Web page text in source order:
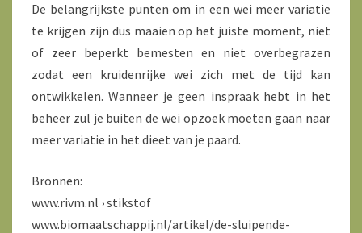
De belangrijkste punten om in een wei meer variatie
te krijgen zijn dus maaien op het juiste moment, niet
of zeer beperkt bemesten en niet overbegrazen
zodat een kruidenrijke wei zich met de tijd kan
ontwikkelen. Wanneer je geen inspraak hebt in het
beheer zul je buiten de wei opzoek moeten gaan naar
meer variatie in het dieet van je paard.
Bronnen:
www.rivm.nl › stikstof
www.biomaatschappij.nl/artikel/de-sluipende-